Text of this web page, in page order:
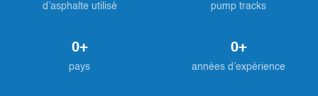
d’asphalte utilisé pump tracks
0+
pays
0+
années d’expérience